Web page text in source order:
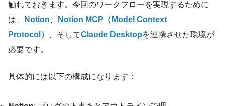
触れておきます。今回のワークフローを実現するために
は、
Notion
Notion MCP（Model Context
Protocol）
、そしてClaude Desktopを連携させた環境が
必要です。
具体的には以下の構成になります：